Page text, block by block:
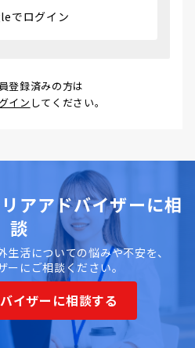
でログイン
登録済みの方は
イン してください。
アアドバイザーに相
談
活についての悩みや不安を、
ーにご相談ください。
イザーに相談する